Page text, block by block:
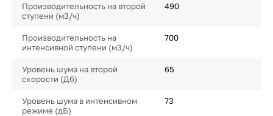
Производительность на второй
ступени (м3/ч)
490
Производительность на
интенсивной ступени (м3/ч)
700
Уровень шума на второй
скорости (Дб)
65
Уровень шума в интенсивном
режиме (дБ)
73